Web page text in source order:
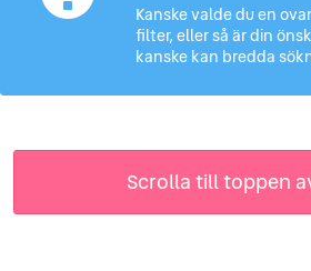
Den japanska biltillverkaren
företaget Toyo Kogyo Co., Ltd.
maskinverktyg till att bygga fordon.
trehjulig lastmotorcykel som gick
Mazda sysslade främst med
Kanske valde du en
filter, eller så är din
kanske kan bredda
Scrolla till toppen